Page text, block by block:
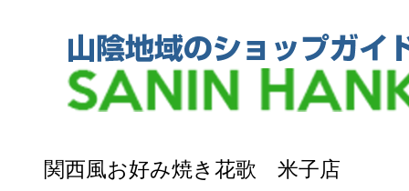
関西風お好み焼き花歌 米子店